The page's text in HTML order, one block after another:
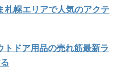
幌エリアで人気のアクテ
ドア用品の売れ筋最新ラ